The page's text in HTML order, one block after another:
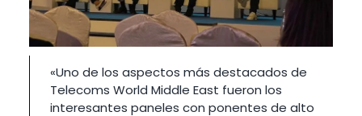
«Uno de los aspectos más destacados de
Telecoms World Middle East fueron los
interesantes paneles con ponentes de alto